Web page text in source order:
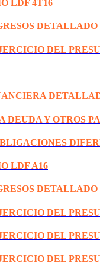
LDF 4T16
DETALLADO
DEL
Y OTROS
LDF A16
DETALLADO
DEL
DEL
DEL